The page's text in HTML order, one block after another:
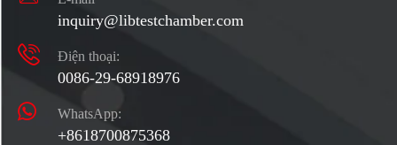
inquiry@libtestchamber.com
 Điện thoại:
0086-29-68918976
WhatsApp:
+8618700875368